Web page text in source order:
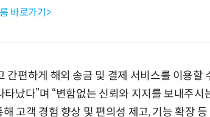
바로가기>
간편하게 해외 송금 및 결제 서비스를 이용할
났다”며 “변함없는 신뢰와 지지를 보내주시
고객 경험 향상 및 편의성 제고, 기능 확장